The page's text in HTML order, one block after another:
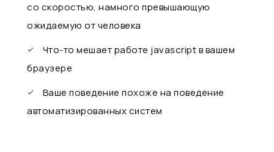
со скоростью, намного превышающую
ожидаемую от человека
Что-то мешает работе javascript в вашем
браузере
Ваше поведение похоже на поведение
автоматизированных систем